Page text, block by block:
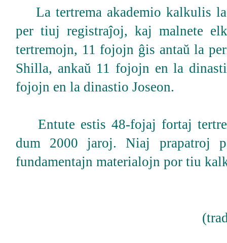
La tertrema akademio kalkulis la
per tiuj registraĵoj, kaj malnete
tertremojn, 11 fojojn ĝis antaŭ la
Shilla, ankaŭ 11 fojojn en la
fojojn en la dinastio Joseon.
Entute estis 48-fojaj fortaj
dum 2000 jaroj. Niaj prapatroj
fundamentajn materialojn por tiu